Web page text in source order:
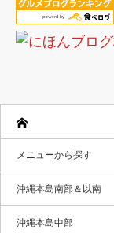
メニューから探す
沖縄本島南部＆以南
沖縄本島中部